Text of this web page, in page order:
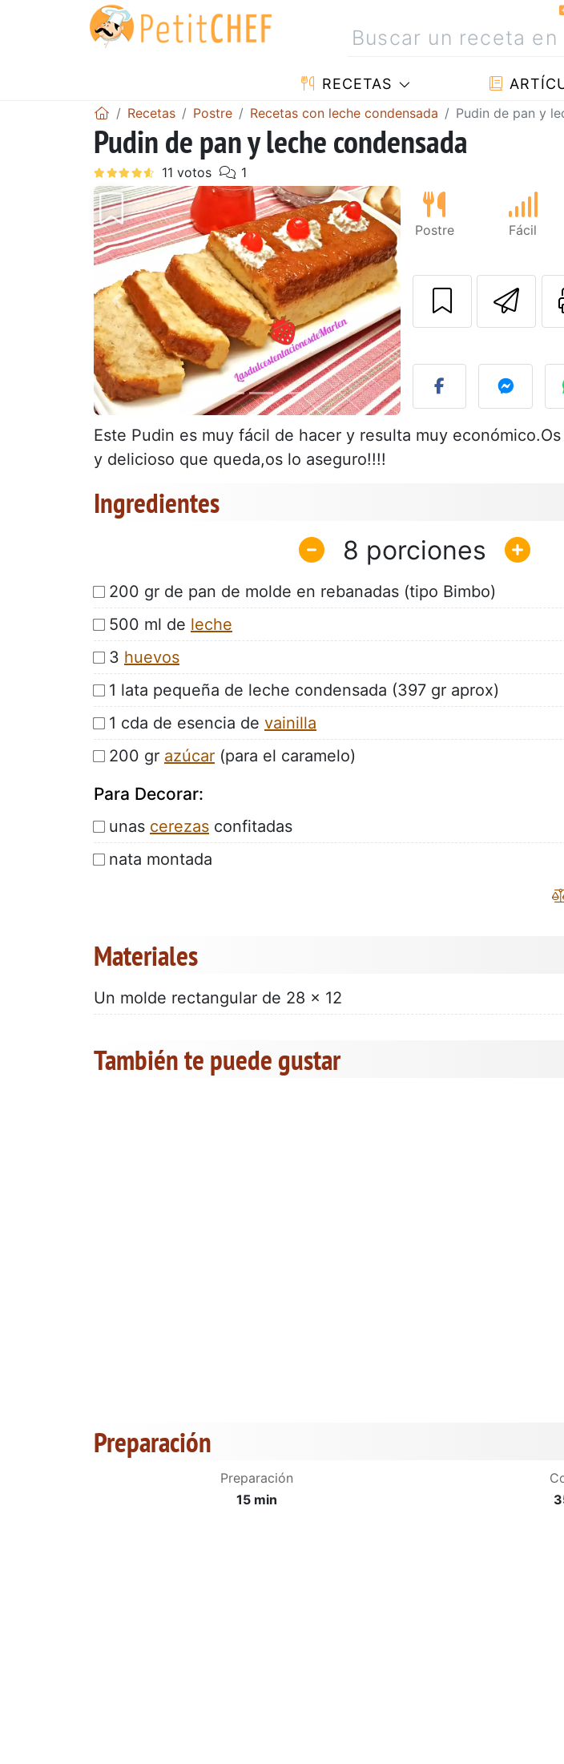
RECETAS
Recetas Postre Recetas con leche condensada Pudin de pan y
Pudin de pan y leche condensada
Anterior Siguiente
Postre Fácil
Este Pudin es muy fácil de hacer y resulta muy
y delicioso que queda,os lo aseguro!!!!
Ingredientes
8
200 gr de pan de molde en rebanadas (tipo Bimbo)
500 ml de leche
3 huevos
1 lata pequeña de leche condensada (397 gr aprox)
1 cda de esencia de vainilla
200 gr azúcar (para el caramelo)
Para Decorar:
unas cerezas confitadas
nata montada
Materiales
Un molde rectangular de 28 x 12
También te puede gustar
Preparación
Preparación
15 min